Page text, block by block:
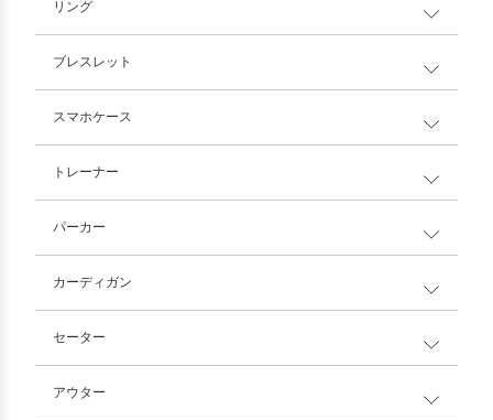
リング
ブレスレット
スマホケース
トレーナー
パーカー
カーディガン
セーター
アウター